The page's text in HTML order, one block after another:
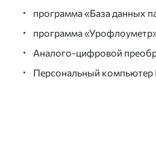
программа «База данных
программа
Аналого-цифровой
Персональный компьютер